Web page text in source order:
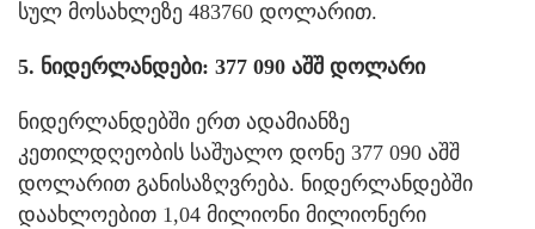
სულ მოსახლეზე 483760 დოლარით.
5. ნიდერლანდები: 377 090 აშშ დოლარი
ნიდერლანდებში ერთ ადამიანზე
კეთილდღეობის საშუალო დონე 377 090 აშშ
დოლარით განისაზღვრება. ნიდერლანდებში
დაახლოებით 1,04 მილიონი მილიონერი